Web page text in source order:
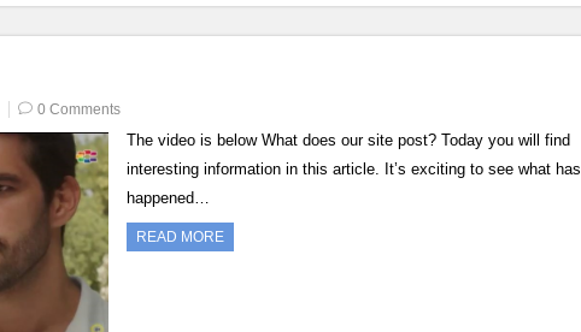
0 Comments
The video is below What does our site post? Today you will find
interesting information in this article. It’s exciting to see what has
happened…
READ MORE